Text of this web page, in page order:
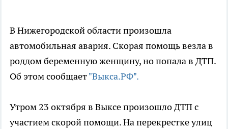
В Нижегородской области произошла
автомобильная авария. Скорая помощь везла в
роддом беременную женщину, но попала в ДТП.
Об этом сообщает"Выкса.РФ".
Утром 23 октября в Выксе произошло ДТП с
участием скорой помощи. На перекрестке улиц